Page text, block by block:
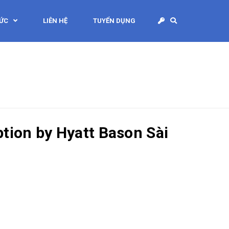
LIÊN HỆ TUYỂN DỤNG
by Hyatt Bason Sài